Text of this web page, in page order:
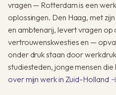
vragen — Rotterdam is een
oplossingen. Den Haag, met
en ambtenarij, levert vragen
vertrouwens­kwesties en —
onder druk staan door
studie­steden, jonge mensen die
over mijn werk in Zuid-Holland